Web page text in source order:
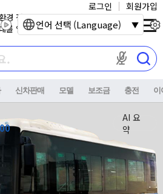
경 전기자동차
를 열어갑니다.
마이크 권한이
로그인 회원가입
신차판매 모델 보조금 충전 이
AI 요
약
언어 선택 (Language)